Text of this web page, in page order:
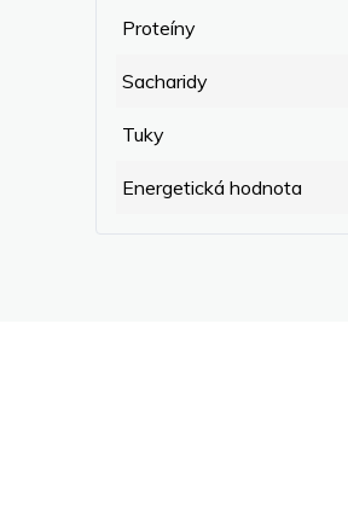
Proteíny
Sacharidy
Tuky
Energetická hodnota